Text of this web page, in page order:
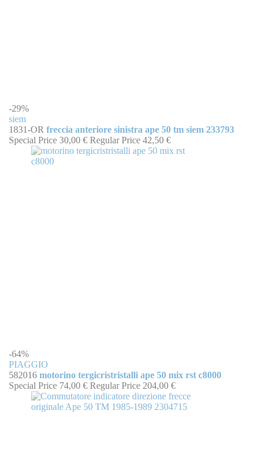
-29%
siem
1831-OR freccia anteriore sinistra ape 50 tm siem 233793
Special Price 30,00 € Regular Price 42,50 €
-64%
PIAGGIO
582016 motorino tergicristristalli ape 50 mix rst c8000
Special Price 74,00 € Regular Price 204,00 €